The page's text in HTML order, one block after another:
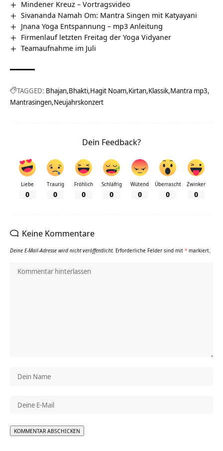
Mindener Kreuz‏‎ – Vortragsvideo
Sivananda Namah Om: Mantra Singen mit Katyayani
Jnana Yoga Entspannung – mp3 Anleitung
Firmenlauf letzten Freitag‏ der Yoga Vidyaner
Teamaufnahme im Juli
TAGGED: Bhajan Bhakti Hagit Noam Kirtan Klassik Mantra mp3
Mantrasingen Neujahrskonzert
Dein Feedback?
Liebe
0
Traurig
0
Fröhlich
0
Schläfrig
0
Wütend
0
Überrascht
0
Zwinker
0
Keine Kommentare
Deine E-Mail-Adresse wird nicht veröffentlicht. Erforderliche Felder sind mit * markiert.